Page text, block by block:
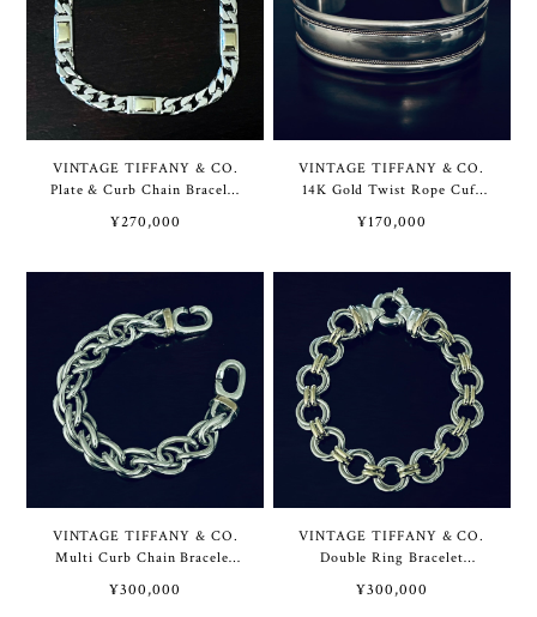
VINTAGE TIFFANY & CO.
Plate & Curb Chain Bracelet
Vermeil | ヴィンテージ ティ
チェーン ブレスレット スタ
ド ヴェルメイユ
¥270,000
VINTAGE TIFFANY & CO.
14K Gold Twist Rope Cuff
ィンテージ ティファニー
プ カフ ブレスレット スター
リング シルバー
¥170,000
VINTAGE TIFFANY & CO.
Multi Curb Chain Bracelet
Sterling Silver / Gold
Vermeil | ヴィンテージ ティ
¥300,000
VINTAGE TIFFANY & CO.
Double Ring Bracelet
Sterling Silver / Gold
Vermeil | ヴィンテージ ティ
¥300,000